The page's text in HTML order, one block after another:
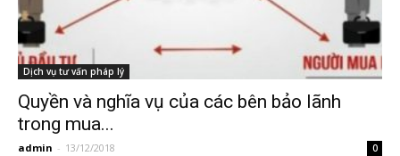
Dịch vụ tư vấn pháp lý
Quyền và nghĩa vụ của các bên bảo lãnh
trong mua...
admin - 13/12/2018 0